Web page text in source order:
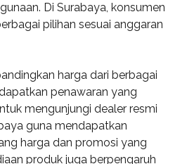
Di Surabaya, konsumen
pilihan sesuai anggaran
harga dari berbagai
penawaran yang
mengunjungi dealer resmi
guna mendapatkan
harga dan promosi yang
produk juga berpengaruh